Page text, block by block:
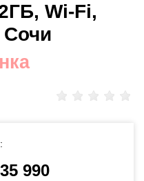
Wi-Fi,
990